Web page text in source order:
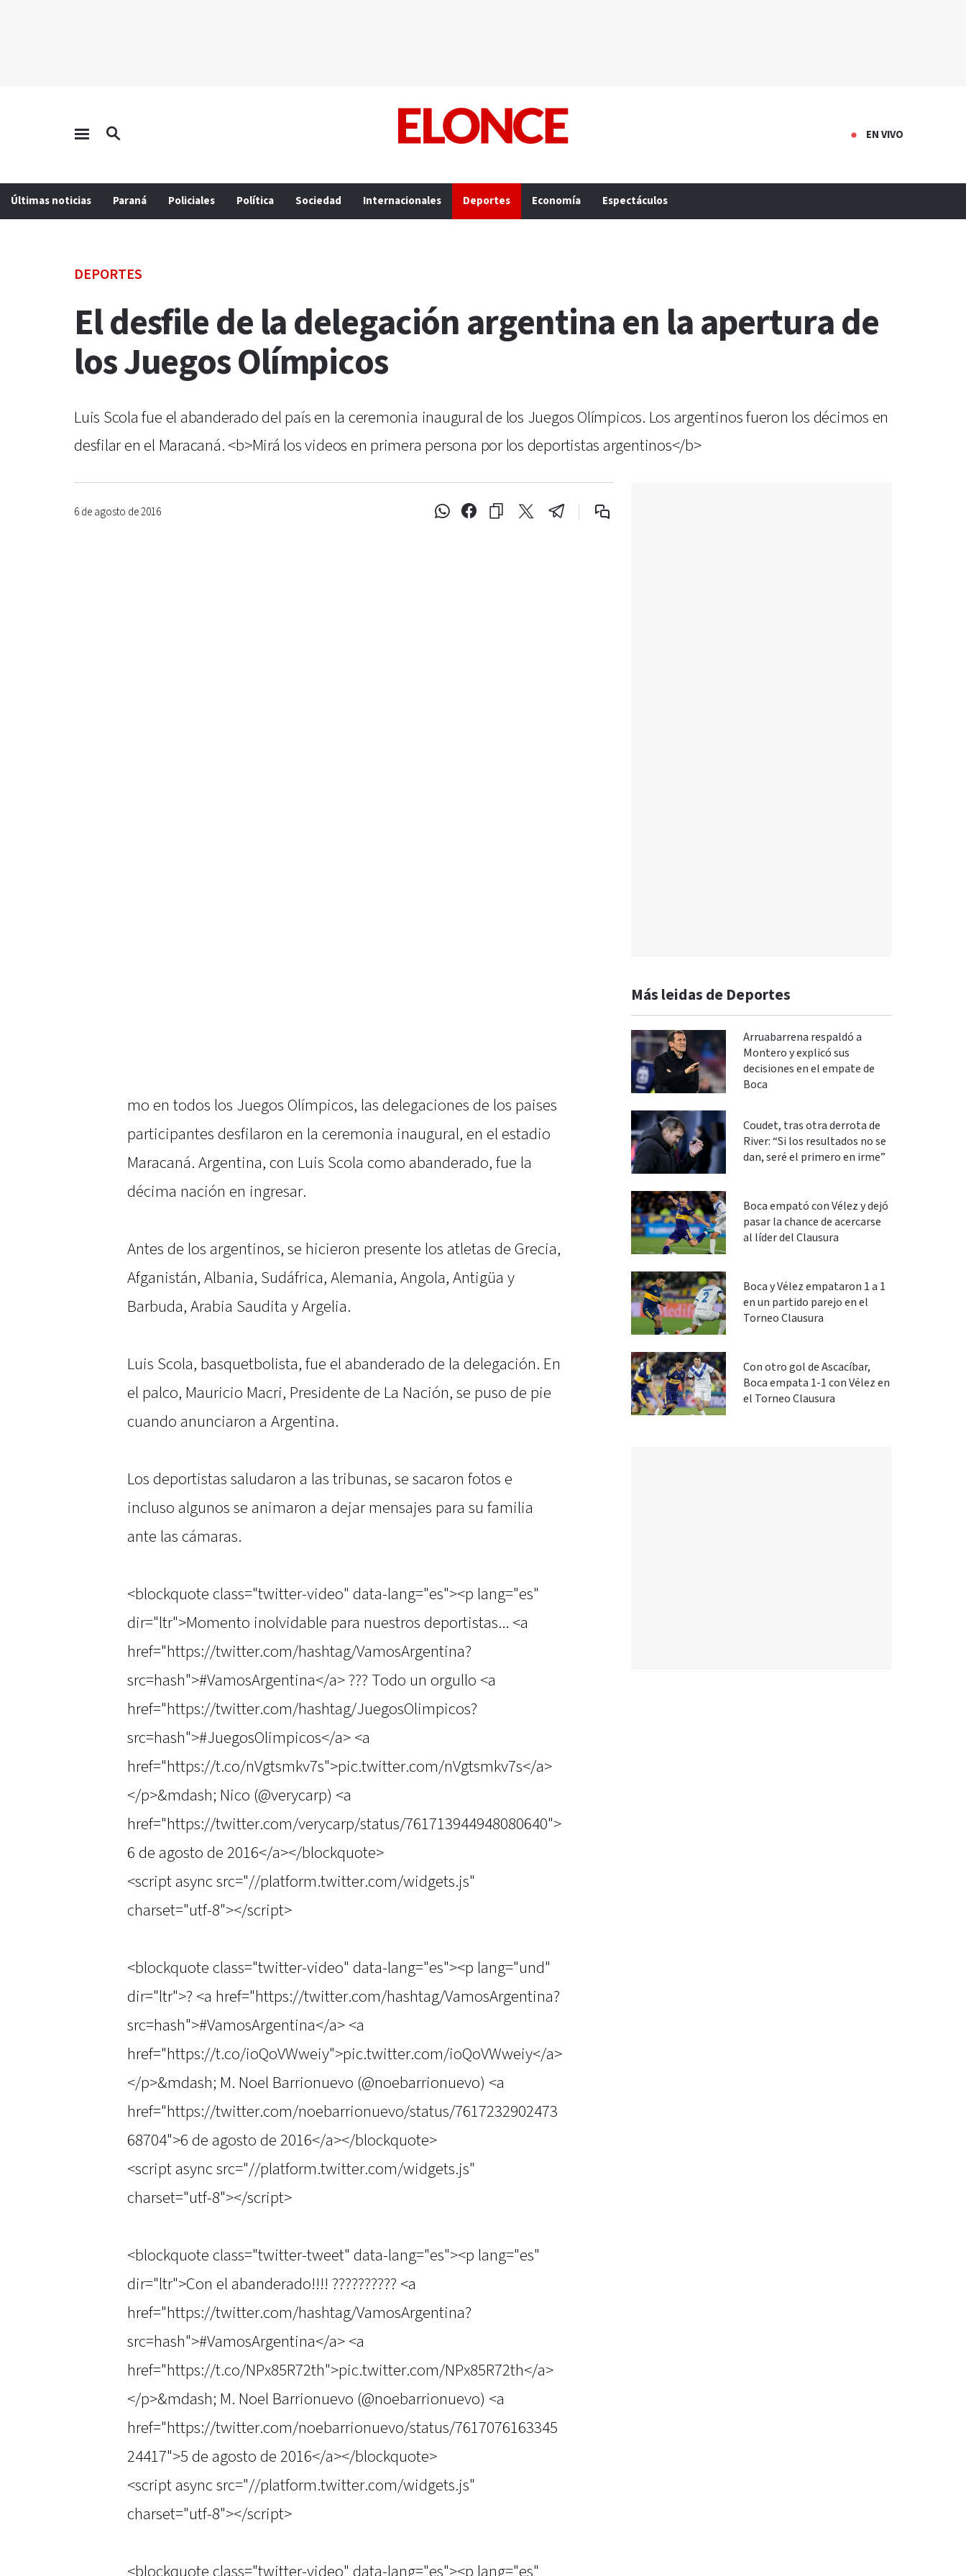
EN VIVO
Últimas noticias Paraná Policiales Política Sociedad Internacionales Deportes Economía Espectáculos
DEPORTES
El desfile de la delegación argentina en la apertura de
los Juegos Olímpicos
Luis Scola fue el abanderado del país en la ceremonia inaugural de los Juegos Olímpicos. Los argentinos fueron los décimos en
desfilar en el Maracaná. <b>Mirá los videos en primera persona por los deportistas argentinos</b>
6 de agosto de 2016
mo en todos los Juegos Olímpicos, las delegaciones de los paises
participantes desfilaron en la ceremonia inaugural, en el estadio
Maracaná. Argentina, con Luis Scola como abanderado, fue la
décima nación en ingresar.
Antes de los argentinos, se hicieron presente los atletas de Grecia,
Afganistán, Albania, Sudáfrica, Alemania, Angola, Antigüa y
Barbuda, Arabia Saudita y Argelia.
Luis Scola, basquetbolista, fue el abanderado de la delegación. En
el palco, Mauricio Macri, Presidente de La Nación, se puso de pie
cuando anunciaron a Argentina.
Los deportistas saludaron a las tribunas, se sacaron fotos e
incluso algunos se animaron a dejar mensajes para su familia
ante las cámaras.
<blockquote class="twitter-video" data-lang="es"><p lang="es"
dir="ltr">Momento inolvidable para nuestros deportistas... <a
href="https://twitter.com/hashtag/VamosArgentina?
src=hash">#VamosArgentina</a> ??? Todo un orgullo <a
href="https://twitter.com/hashtag/JuegosOlimpicos?
src=hash">#JuegosOlimpicos</a> <a
href="https://t.co/nVgtsmkv7s">pic.twitter.com/nVgtsmkv7s</a>
</p>&mdash; Nico (@verycarp) <a
href="https://twitter.com/verycarp/status/761713944948080640">
6 de agosto de 2016</a></blockquote>
<script async src="//platform.twitter.com/widgets.js"
charset="utf-8"></script>
<blockquote class="twitter-video" data-lang="es"><p lang="und"
dir="ltr">? <a href="https://twitter.com/hashtag/VamosArgentina?
src=hash">#VamosArgentina</a> <a
href="https://t.co/ioQoVWweiy">pic.twitter.com/ioQoVWweiy</a>
</p>&mdash; M. Noel Barrionuevo (@noebarrionuevo) <a
href="https://twitter.com/noebarrionuevo/status/7617232902473
68704">6 de agosto de 2016</a></blockquote>
<script async src="//platform.twitter.com/widgets.js"
charset="utf-8"></script>
<blockquote class="twitter-tweet" data-lang="es"><p lang="es"
dir="ltr">Con el abanderado!!!! ?????????? <a
href="https://twitter.com/hashtag/VamosArgentina?
src=hash">#VamosArgentina</a> <a
href="https://t.co/NPx85R72th">pic.twitter.com/NPx85R72th</a>
</p>&mdash; M. Noel Barrionuevo (@noebarrionuevo) <a
href="https://twitter.com/noebarrionuevo/status/7617076163345
24417">5 de agosto de 2016</a></blockquote>
<script async src="//platform.twitter.com/widgets.js"
charset="utf-8"></script>
Más leidas de Deportes
Arruabarrena respaldó a
Montero y explicó sus
decisiones en el empate de
Boca
Coudet, tras otra derrota de
River: “Si los resultados no se
dan, seré el primero en irme”
Boca empató con Vélez y dejó
pasar la chance de acercarse
al líder del Clausura
Boca y Vélez empataron 1 a 1
en un partido parejo en el
Torneo Clausura
Con otro gol de Ascacíbar,
Boca empata 1-1 con Vélez en
el Torneo Clausura